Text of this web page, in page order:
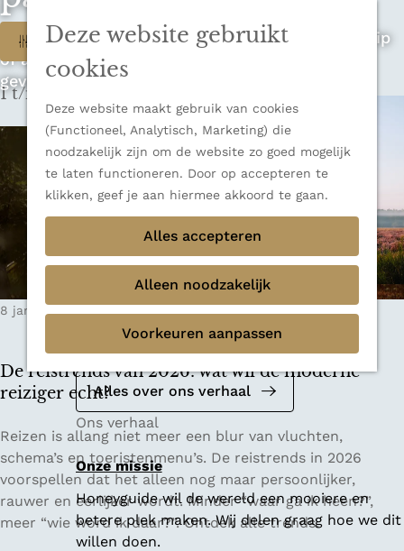
Deze website gebruikt
cookies
Deze website maakt gebruik van cookies
(Functioneel, Analytisch, Marketing) die
noodzakelijk zijn om de website zo goed mogelijk
te laten functioneren. Door op accepteren te
klikken, geef je aan hiermee akkoord te gaan.
Alles accepteren
Alleen noodzakelijk
Voorkeuren aanpassen
n
a
r
e
o
m
e
p
e
u
Thema's
Verborgen parels
Mediakit 2026
Bekijk de mediakit en ontdek de
mogelijkheden om samen te werken.
Alles over ons verhaal
Ons verhaal
Onze missie
Honeyguide wil de wereld een mooiere en
betere plek maken. Wij delen graag hoe we dit
willen doen.
Op zoek naar de ultieme rondreis, een stedentrip
of avontuur in de natuur? Onze Honeyguides
geven je alle inspiratie.
W
a
t
z
o
e
k
j
e
Filter
1 t/m 9 van 35 resultaten
De reistrends van 2026: wat wil de moderne
reiziger echt?
8 januari 2026
D
e
r
e
i
Reizen is allang niet meer een blur van vluchten,
schema’s en toeristenmenu’s. De reistrends in 2026
voorspellen dat het alleen nog maar persoonlijker,
rauwer en eerlijker wordt. Minder “waar ga ik heen?”,
meer “wie word ik daar?”. Ontdek alle trends.